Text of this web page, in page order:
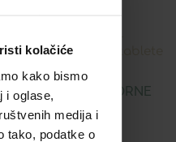
kolačiće
kako bismo
i oglase,
medija i
tako, podatke o
COLOSAL
ŽELUČANOOTPORNE
TABLETE